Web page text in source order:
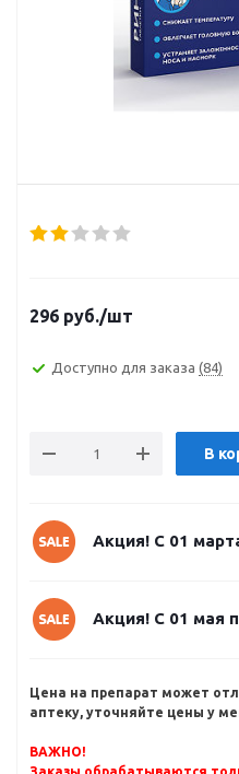
296 руб./шт
Доступно для заказа (84)
В
Акция! С 01
Акция! С 01 мая
Цена на препарат может
аптеку, уточняйте цены у
ВАЖНО!